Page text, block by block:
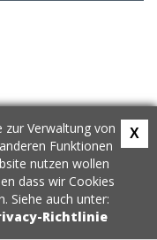
zur Verwaltung von
Funktionen
nutzen wollen
dass wir Cookies
Siehe auch unter:
Richtlinie
X